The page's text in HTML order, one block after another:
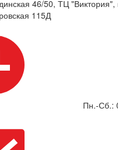
46/50, ТЦ "Виктория",
115Д
Пн.-Сб.: